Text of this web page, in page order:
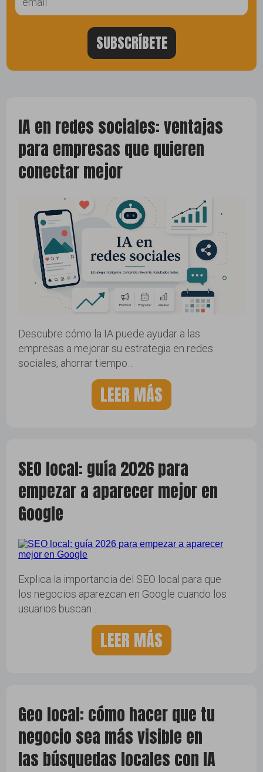
diseño
facebook
marketing
noticias
posicionamiento seo
publicidad branding
sem ads
social media
tik-tok
twitter
IA en redes sociales: ventajas
para empresas que quieren
conectar mejor
Descubre cómo la IA puede ayudar a las
empresas a mejorar su estrategia en redes
sociales, ahorrar tiempo…
LEER MÁS
SEO local: guía 2026 para
empezar a aparecer mejor en
Google
Explica la importancia del SEO local para que
los negocios aparezcan en Google cuando los
usuarios buscan…
LEER MÁS
Geo local: cómo hacer que tu
negocio sea más visible en
las búsquedas locales con IA